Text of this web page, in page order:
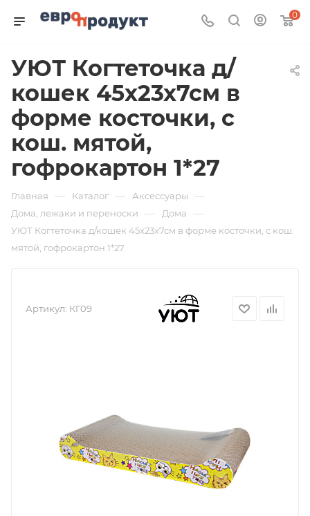
0
УЮТ Когтеточка д/
кошек 45х23х7см в
форме косточки, с
кош. мятой,
гофрокартон 1*27
Главная — Каталог — Аксессуары —
Дома, лежаки и переноски — Дома —
УЮТ Когтеточка д/кошек 45х23х7см в форме косточки, с кош.
мятой, гофрокартон 1*27
Артикул: КГ09